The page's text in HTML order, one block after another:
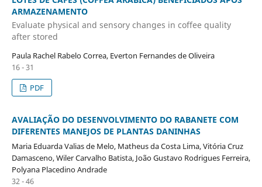
ARMAZENAMENTO
Evaluate physical and sensory changes in coffee quality
after stored
Paula Rachel Rabelo Correa, Everton Fernandes de Oliveira
16 - 31
PDF
AVALIAÇÃO DO DESENVOLVIMENTO DO RABANETE COM
DIFERENTES MANEJOS DE PLANTAS DANINHAS
Maria Eduarda Valias de Melo, Matheus da Costa Lima, Vitória Cruz
Damasceno, Wiler Carvalho Batista, João Gustavo Rodrigues Ferreira,
Polyana Placedino Andrade
32 - 46